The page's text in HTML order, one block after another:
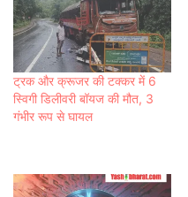
ट्रक और क्रूजर की टक्कर में 6
स्विगी डिलीवरी बॉयज की मौत, 3
गंभीर रूप से घायल